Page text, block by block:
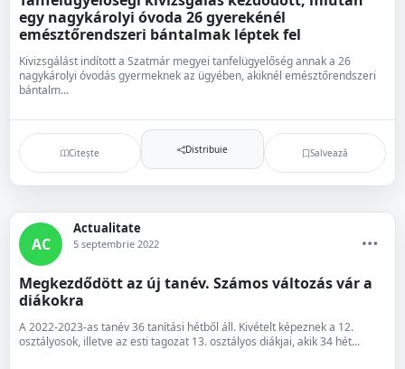
egy nagykárolyi óvoda 26 gyerekénél
emésztőrendszeri bántalmak léptek fel
Kivizsgálást indított a Szatmár megyei tanfelügyelőség annak a 26
nagykárolyi óvodás gyermeknek az ügyében, akiknél emésztőrendszeri
bántalm...
Citește Distribuie Salvează
AC
Actualitate
5 septembrie 2022
Megkezdődött az új tanév. Számos változás vár a
diákokra
A 2022-2023-as tanév 36 tanítási hétből áll. Kivételt képeznek a 12.
osztályosok, illetve az esti tagozat 13. osztályos diákjai, akik 34 hét...